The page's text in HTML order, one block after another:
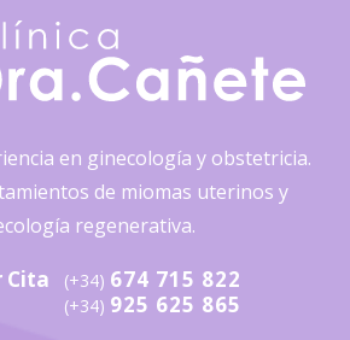
en ginecología y obstetricia.
de miomas uterinos y
regenerativa.
Cita (+34) 674 715 822
(+34) 925 625 865